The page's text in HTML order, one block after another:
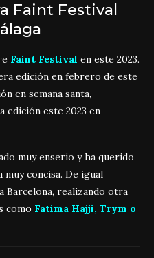
Faint Festival
Faint Festival en este 2023.
edición en febrero de este
en semana santa,
edición este 2023 en
muy enserio y ha querido
concisa. De igual
Barcelona, realizando otra
como Fatima Hajji, Trym o